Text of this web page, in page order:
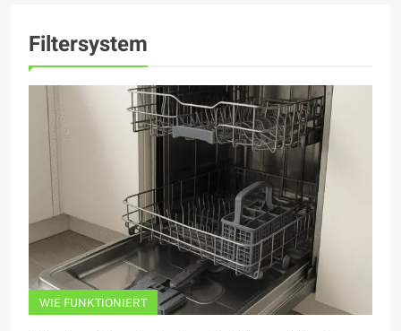
Filtersystem
WIE FUNKTIONIERT